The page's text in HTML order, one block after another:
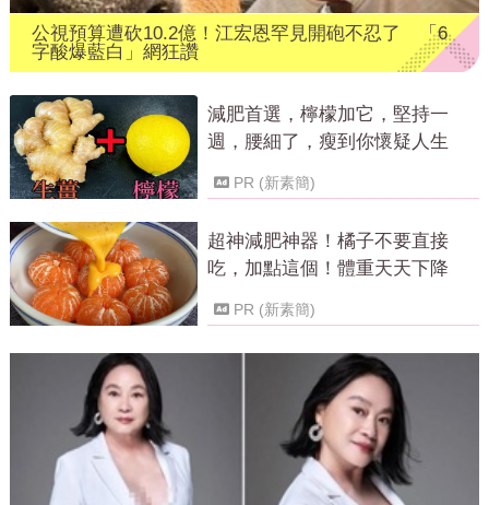
公視預算遭砍10.2億！江宏恩罕見開砲不忍了 「6
字酸爆藍白」網狂讚
減肥首選，檸檬加它，堅持一
週，腰細了，瘦到你懷疑人生
PR (新素簡)
超神減肥神器！橘子不要直接
吃，加點這個！體重天天下降
PR (新素簡)